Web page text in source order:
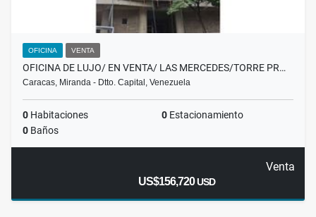
OFICINA VENTA
OFICINA DE LUJO/ EN VENTA/ LAS MERCEDES/TORRE PR…
Caracas, Miranda - Dtto. Capital, Venezuela
0 Habitaciones 0 Estacionamiento
0 Baños
Venta
US$156,720USD